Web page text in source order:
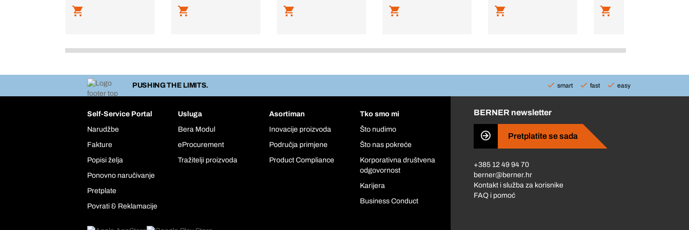
PUSHING THE LIMITS. smart fast easy
Self-Service Portal
Narudžbe
Fakture
Popisi želja
Ponovno naručivanje
Pretplate
Povrati & Reklamacije
Usluga
Bera Modul
eProcurement
Tražitelji proizvoda
Asortiman
Inovacije proizvoda
Područja primjene
Product Compliance
Tko smo mi
Što nudimo
Što nas pokreće
Korporativna društvena
odgovornost
Karijera
Business Conduct
BERNER newsletter
Pretplatite se sada
+385 12 49 94 70
berner@berner.hr
Kontakt i služba za korisnike
FAQ i pomoć